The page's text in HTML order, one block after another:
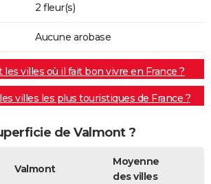
2 fleur(s)
Aucune arobase
les villes où il fait bon vivre en France ?
villes les plus touristiques de France ?
de Valmont ?
Valmont
Moyenne
des villes